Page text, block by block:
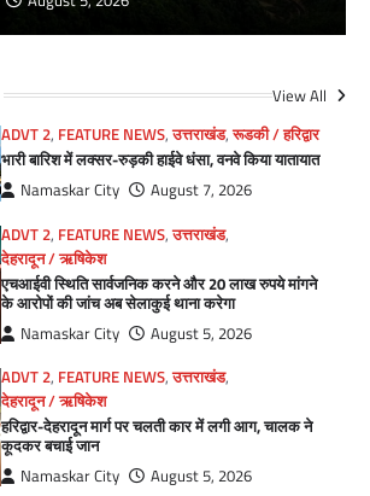
View All
ADVT 2, FEATURE NEWS,उत्तराखंड,रूडकी / हरिद्वार
भारी बारिश में लक्सर-रुड़की हाईवे धंसा, वनवे किया यातायात
Namaskar City
August 7, 2026
ADVT 2, FEATURE NEWS,उत्तराखंड,
देहरादून / ऋषिकेश
एचआईवी स्थिति सार्वजनिक करने और 20 लाख रुपये मांगने
के आरोपों की जांच अब सेलाकुई थाना करेगा
Namaskar City
August 5, 2026
ADVT 2, FEATURE NEWS,उत्तराखंड,
देहरादून / ऋषिकेश
हरिद्वार-देहरादून मार्ग पर चलती कार में लगी आग, चालक ने
कूदकर बचाई जान
Namaskar City
August 5, 2026